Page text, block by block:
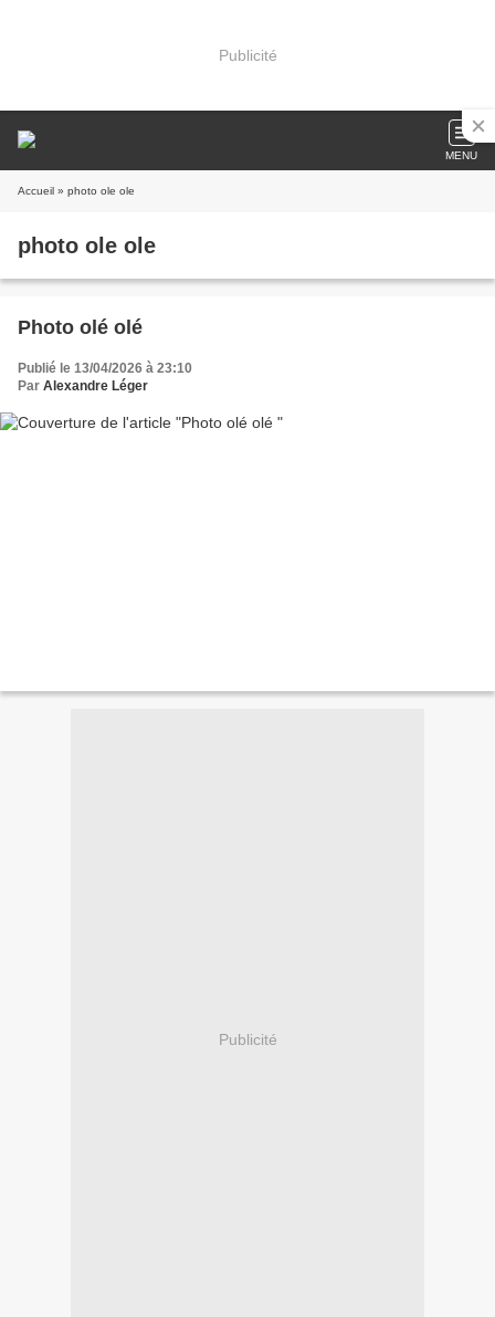
Publicité
MENU
Accueil » photo ole ole
photo ole ole
Photo olé olé
Publié le 13/04/2026 à 23:10
Par Alexandre Léger
Publicité